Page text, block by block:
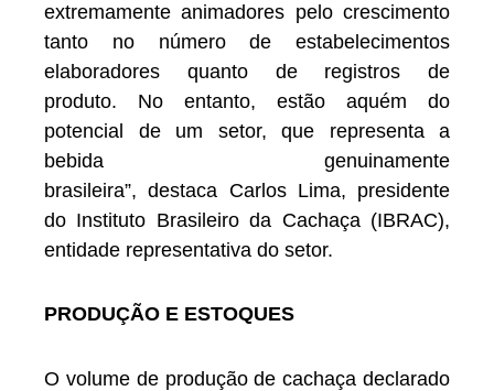
extremamente animadores pelo crescimento
tanto no número de estabelecimentos
elaboradores quanto de registros de
produto. No entanto, estão aquém do
potencial de um setor, que representa a
bebida genuinamente
brasileira”, destaca Carlos Lima, presidente
do Instituto Brasileiro da Cachaça (IBRAC),
entidade representativa do setor.
PRODUÇÃO E ESTOQUES
O volume de produção de cachaça declarado